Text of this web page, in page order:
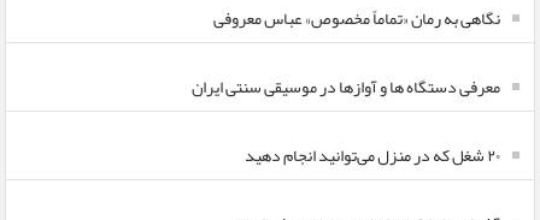
نگاهی به رمان «تماماً مخصوص» عباس معروفی
معرفی دستگاه ها و آوازها در موسیقی سنتی ایران
۲۰ شغل که در منزل می‌توانید انجام دهید